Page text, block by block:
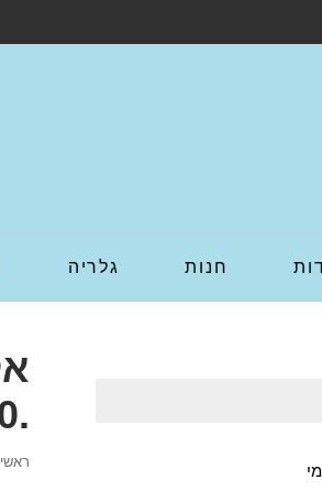
חנות גלריה
.60/45/40 מידות דגם AM 60
ראשי